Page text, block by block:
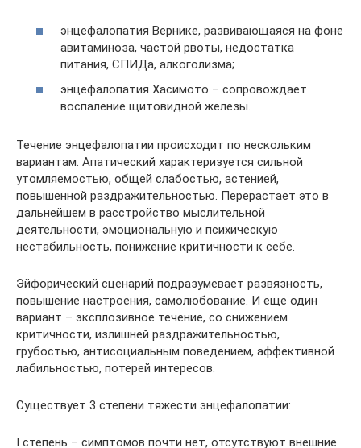
энцефалопатия Вернике, развивающаяся на фоне
авитаминоза, частой рвоты, недостатка
питания, СПИДа, алкоголизма;
энцефалопатия Хасимото – сопровождает
воспаление щитовидной железы.
Течение энцефалопатии происходит по нескольким
вариантам. Апатический характеризуется сильной
утомляемостью, общей слабостью, астенией,
повышенной раздражительностью. Перерастает это в
дальнейшем в расстройство мыслительной
деятельности, эмоциональную и психическую
нестабильность, понижение критичности к себе.
Эйфорический сценарий подразумевает развязность,
повышение настроения, самолюбование. И еще один
вариант – эксплозивное течение, со снижением
критичности, излишней раздражительностью,
грубостью, антисоциальным поведением, аффективной
лабильностью, потерей интересов.
Существует 3 степени тяжести энцефалопатии:
I степень – симптомов почти нет, отсутствуют внешние